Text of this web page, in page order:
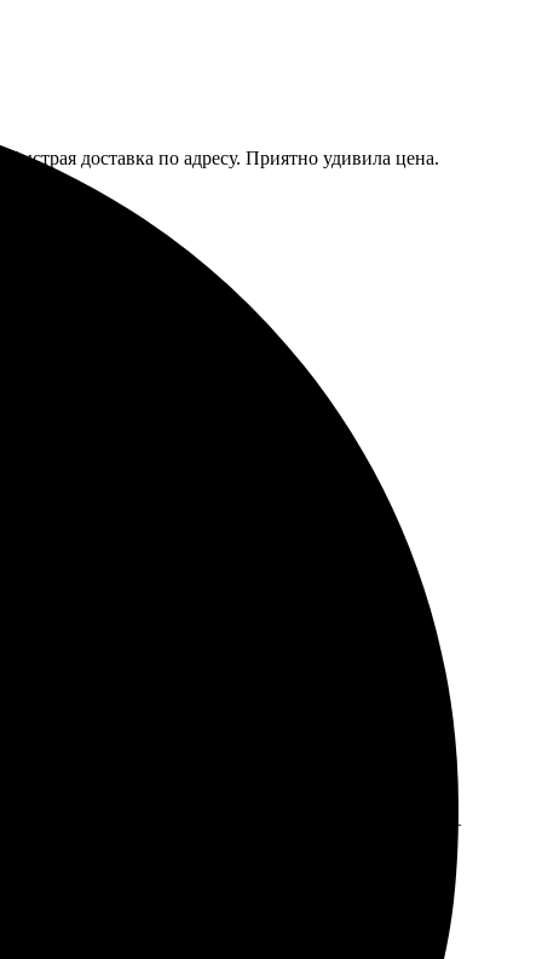
доставка по адресу. Приятно удивила цена.
качество отличное!
была быстрой, все в идеальном качестве.
указала нужные параметры. Оперативная доставка –